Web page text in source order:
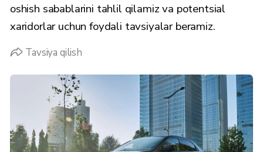
oshish sabablarini tahlil qilamiz va potentsial
xaridorlar uchun foydali tavsiyalar beramiz.
Tavsiya qilish